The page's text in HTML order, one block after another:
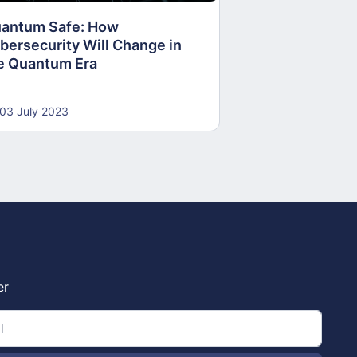
Safe: How
Will Change in
Quantum Era
03 July 2023